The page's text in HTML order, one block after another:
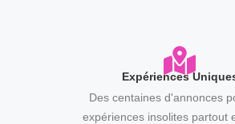
Expériences
Des centaines d'annonces
expériences insolites partout